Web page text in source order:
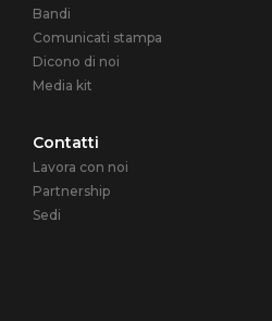
Bandi
Comunicati stampa
Dicono di noi
Media kit
Contatti
Lavora con noi
Partnership
Sedi